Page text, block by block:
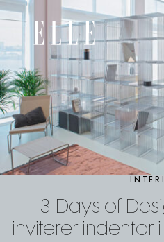
3 Days of
inviterer indenfor